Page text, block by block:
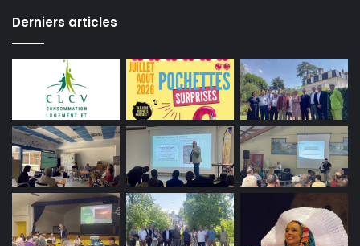
Derniers articles